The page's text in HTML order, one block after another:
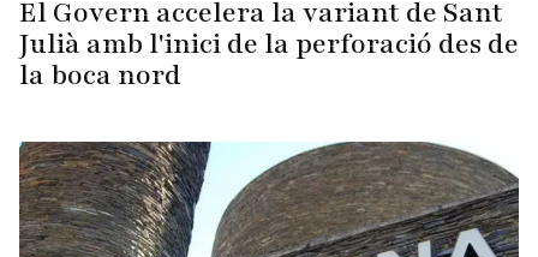
El Govern accelera la variant de Sant
Julià amb l'inici de la perforació des de
la boca nord